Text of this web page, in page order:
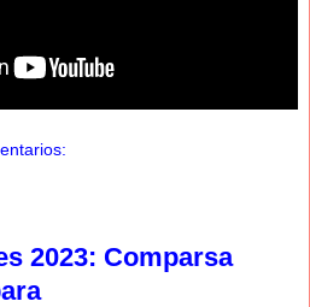
2023: Comparsa